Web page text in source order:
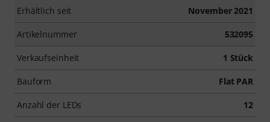
Erhältlich seit November 2021
Artikelnummer 532095
Verkaufseinheit 1 Stück
Bauform Flat PAR
Anzahl der LEDs 12